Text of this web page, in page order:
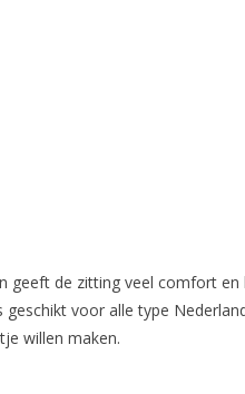
de zitting veel comfort
voor alle type
willen maken.